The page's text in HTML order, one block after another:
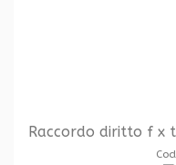
Raccordo diritto f x